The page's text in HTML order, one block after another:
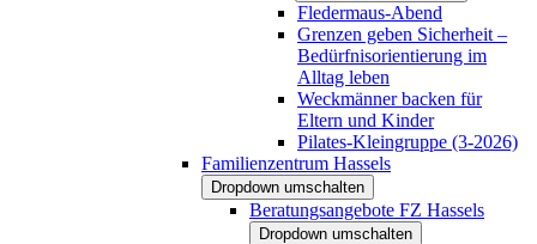
Fledermaus-Abend
Grenzen geben Sicherheit –
Bedürfnisorientierung im
Alltag leben
Weckmänner backen für
Eltern und Kinder
Pilates-Kleingruppe (3-2026)
Familienzentrum Hassels
Dropdown umschalten
Beratungsangebote FZ Hassels
Dropdown umschalten